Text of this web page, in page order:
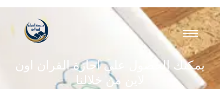
يمكنك الحصول على اجازة القران اون
لاين من خلالنا